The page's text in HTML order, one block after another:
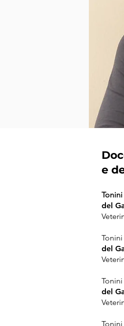
e
Tonini
del
Tonini
del
Tonini
del
Tonini